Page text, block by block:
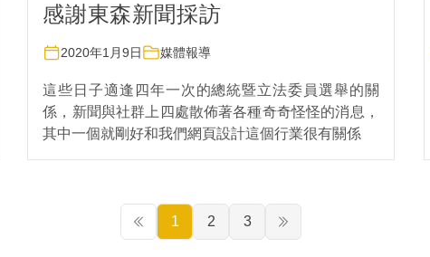
感謝東森新聞採訪
2020年1月9日 媒體報導
這些日子適逢四年一次的總統暨立法委員選舉的關
係，新聞與社群上四處散佈著各種奇奇怪怪的消息，
其中一個就剛好和我們網頁設計這個行業很有關係
1 2 3